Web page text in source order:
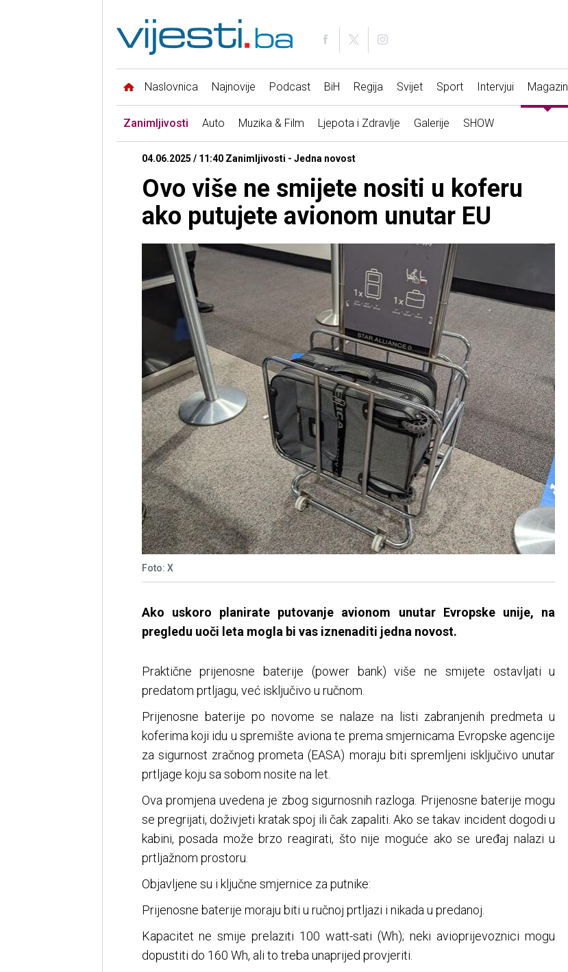
Naslovnica Najnovije Podcast BiH Regija Svijet Sport Intervjui Magazin
Zanimljivosti Auto Muzika & Film Ljepota i Zdravlje Galerije SHOW
04.06.2025 / 11:40 Zanimljivosti - Jedna novost
Ovo više ne smijete nositi u koferu
ako putujete avionom unutar EU
Foto: X
Ako uskoro planirate putovanje avionom unutar Evropske unije, na
pregledu uoči leta mogla bi vas iznenaditi jedna novost.
Praktične prijenosne baterije (power bank) više ne smijete ostavljati u
predatom prtljagu, već isključivo u ručnom.
Prijenosne baterije po novome se nalaze na listi zabranjenih predmeta u
koferima koji idu u spremište aviona te prema smjernicama Evropske agencije
za sigurnost zračnog prometa (EASA) moraju biti spremljeni isključivo unutar
prtljage koju sa sobom nosite na let.
Ova promjena uvedena je zbog sigurnosnih razloga. Prijenosne baterije mogu
se pregrijati, doživjeti kratak spoj ili čak zapaliti. Ako se takav incident dogodi u
kabini, posada može brzo reagirati, što nije moguće ako se uređaj nalazi u
prtljažnom prostoru.
Objavljene su i ključne smjernice za putnike:
Prijenosne baterije moraju biti u ručnoj prtljazi i nikada u predanoj.
Kapacitet ne smije prelaziti 100 watt-sati (Wh); neki avioprijevoznici mogu
dopustiti do 160 Wh, ali to treba unaprijed provjeriti.